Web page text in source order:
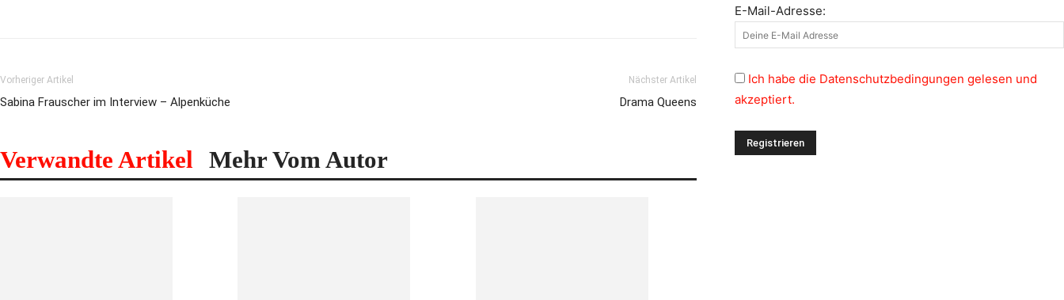
Vorheriger Artikel
Sabina Frauscher im Interview – Alpenküche
Nächster Artikel
Drama Queens
Verwandte Artikel Mehr Vom Autor
E-Mail-Adresse:
Ich habe die Datenschutzbedingungen gelesen und
akzeptiert.